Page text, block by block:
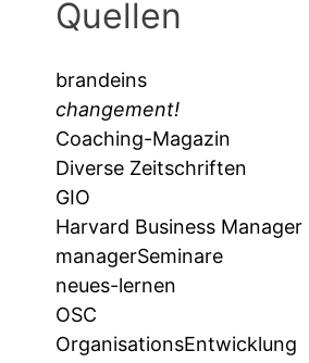
Quellen
brandeins
changement!
Coaching-Magazin
Diverse Zeitschriften
GIO
Harvard Business Manager
managerSeminare
neues-lernen
OSC
OrganisationsEntwicklung